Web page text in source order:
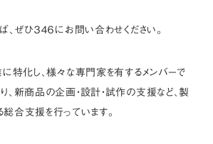
ぜひ３４６にお問い合わせください。
特化し、様々な専門家を有するメンバーで
、新商品の企画・設計・試作の支援など、製
合支援を行っています。